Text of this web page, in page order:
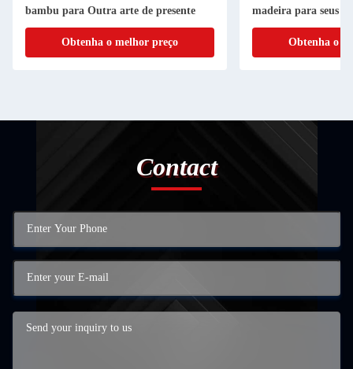
bambu para Outra arte de presente
Obtenha o melhor preço
madeira para seus
Obtenha o
Contact